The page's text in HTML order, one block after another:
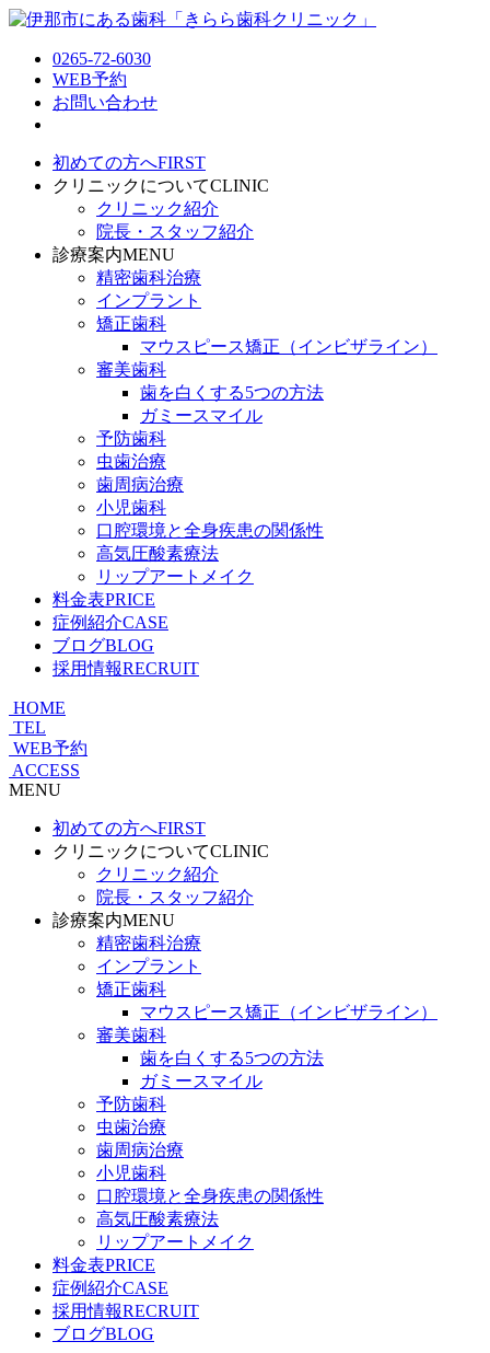
0265-72-6030
WEB予約
お問い合わせ
初めての方へFIRST
クリニックについてCLINIC
クリニック紹介
院長・スタッフ紹介
診療案内MENU
精密歯科治療
インプラント
矯正歯科
マウスピース矯正（インビザライン）
審美歯科
歯を白くする5つの方法
ガミースマイル
予防歯科
虫歯治療
歯周病治療
小児歯科
口腔環境と全身疾患の関係性
高気圧酸素療法
リップアートメイク
料金表PRICE
症例紹介CASE
ブログBLOG
採用情報RECRUIT
HOME
TEL
WEB予約
ACCESS
MENU
初めての方へFIRST
クリニックについてCLINIC
クリニック紹介
院長・スタッフ紹介
診療案内MENU
精密歯科治療
インプラント
矯正歯科
マウスピース矯正（インビザライン）
審美歯科
歯を白くする5つの方法
ガミースマイル
予防歯科
虫歯治療
歯周病治療
小児歯科
口腔環境と全身疾患の関係性
高気圧酸素療法
リップアートメイク
料金表PRICE
症例紹介CASE
採用情報RECRUIT
ブログBLOG